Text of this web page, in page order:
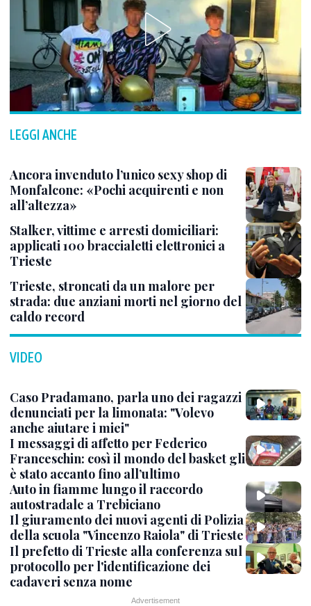
LEGGI ANCHE
Ancora invenduto l’unico sexy shop di
Monfalcone: «Pochi acquirenti e non
all’altezza»
Stalker, vittime e arresti domiciliari:
applicati 100 braccialetti elettronici a
Trieste
Trieste, stroncati da un malore per
strada: due anziani morti nel giorno del
caldo record
VIDEO
Caso Pradamano, parla uno dei ragazzi
denunciati per la limonata: "Volevo
anche aiutare i miei"
I messaggi di affetto per Federico
Franceschin: così il mondo del basket gli
è stato accanto fino all’ultimo
Auto in fiamme lungo il raccordo
autostradale a Trebiciano
Il giuramento dei nuovi agenti di Polizia
della scuola "Vincenzo Raiola" di Trieste
Il prefetto di Trieste alla conferenza sul
protocollo per l'identificazione dei
cadaveri senza nome